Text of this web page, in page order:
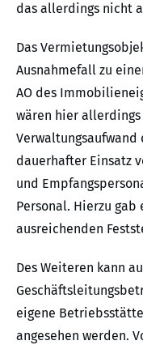
das allerdings nicht
Das
Ausnahmefall zu
AO des
wären hier
dauerhafter Einsatz
und
Personal. Hierzu
ausreichenden
Des Weiteren kann
eigene
angesehen werden.